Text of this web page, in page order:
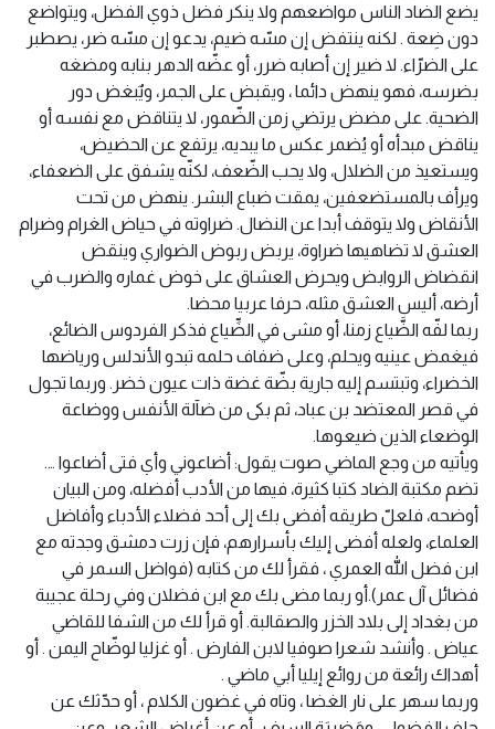
يضع الضاد الناس مواضعهم ولا ينكر فضل ذوي الفضل، ويتواضع
دون ضِعة . لكنه ينتفض إن مسّه ضيم، يدعو إن مسّه ضر، يصطبر
على الضرّاء. لا ضير إن أصابه ضرر، أو عضّه الدهر بنابه ومضغه
بضرسه، فهو ينهض دائما ، ويقبض على الجمر، ويٌبغض دور
الضحية. على مضض يرتضي زمن الضّمور، لا يتناقض مع نفسه أو
يناقض مبدأه أو يُضمر عكس ما يبديه، يرتفع عن الحضيض،
ويستعيذ من الضلال، ولا يحب الضّعف، لكنّه يشفق على الضعفاء،
ويرأف بالمستضعفين، يمقت ضباع البشر. ينهض من تحت
الأنقاض ولا يتوقف أبدا عن النضال. ضراوته في حياض الغرام وضرام
العشق لا تضاهيها ضراوة، يربض ربوض الضواري وينقض
انقضاض الروابض ويحرض العشاق على خوض غماره والضرب في
أرضه، أليس العشق مثله، حرفا عربيا محضا.
ربما لفّه الضَّياع زمنا، أو مشى في الضِّياع فذكر الفردوس الضائع،
فيغمض عينيه ويحلم، وعلى ضفاف حلمه تبدو الأندلس ورياضها
الخضراء، وتبتسم إليه جارية بضّة غضة ذات عيون خضر. وربما تجول
في قصر المعتضد بن عباد، ثم بكى من ضآلة الأنفس ووضاعة
الوضعاء الذين ضيعوها.
ويأتيه من وجع الماضي صوت يقول: أضاعوني وأي فتى أضاعوا ….
تضم مكتبة الضاد كتبا كثيرة، فيها من الأدب أفضله، ومن البيان
أوضحه، فلعلّ طريقه أفضى بك إلى أحد فضلاء الأدباء وأفاضل
العلماء، ولعله أفضى إليك بأسرارهم، فإن زرت دمشق وجدته مع
ابن فضل الله العمري ، فقرأ لك من كتابه (فواضل السمر في
فضائل آل عمر).أو ربما مضى بك مع ابن فضلان وفي رحلة عجيبة
من بغداد إلى بلاد الخزر والصقالبة. أو قرأ لك من الشفا للقاضي
عياض . وأنشد شعرا صوفيا لابن الفارض . أو غزليا لوضّاح اليمن . أو
أهداك رائعة من روائع إيليا أبي ماضي .
وربما سهر على نار الغضا ، وتاه في غضون الكلام ، أو حدّثك عن